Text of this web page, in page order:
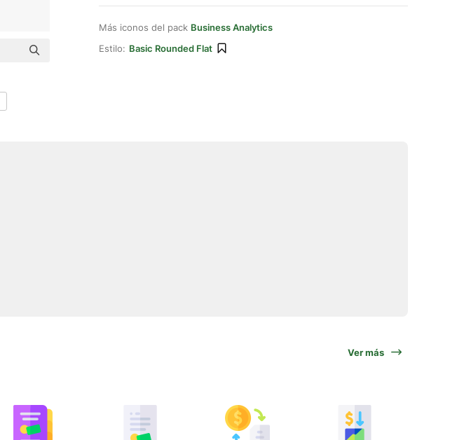
Más iconos del pack Business Analytics
Estilo: Basic Rounded Flat
Ver más